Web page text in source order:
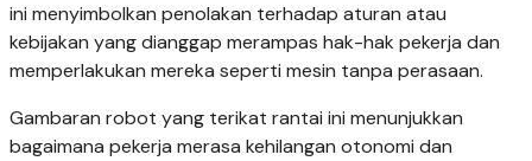
ini menyimbolkan penolakan terhadap aturan atau
kebijakan yang dianggap merampas hak-hak pekerja dan
memperlakukan mereka seperti mesin tanpa perasaan.
Gambaran robot yang terikat rantai ini menunjukkan
bagaimana pekerja merasa kehilangan otonomi dan